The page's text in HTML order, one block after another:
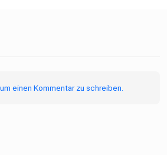
einen Kommentar zu schreiben.